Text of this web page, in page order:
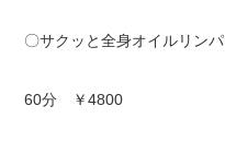
〇サクッと全身オイルリンパ
60分 ￥4800